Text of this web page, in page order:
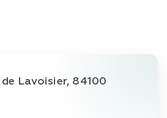
de Lavoisier, 84100